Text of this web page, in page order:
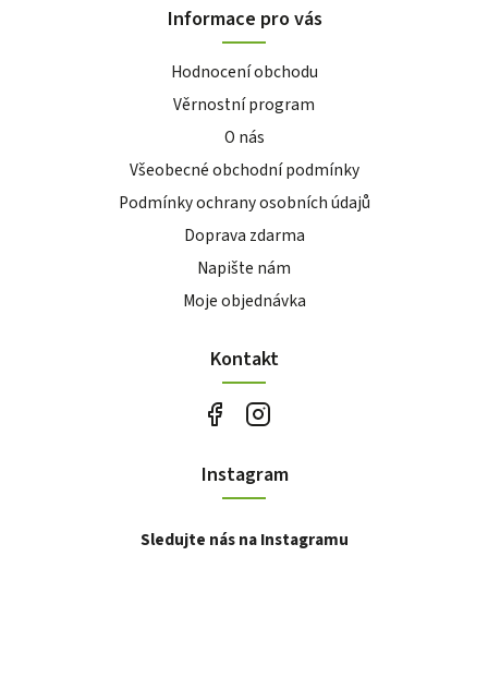
Informace pro vás
Hodnocení obchodu
Věrnostní program
O nás
Všeobecné obchodní podmínky
Podmínky ochrany osobních údajů
Doprava zdarma
Napište nám
Moje objednávka
Kontakt
Instagram
Sledujte nás na Instagramu